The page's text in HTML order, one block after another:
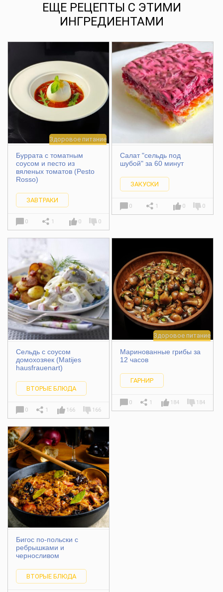
ЕЩЕ РЕЦЕПТЫ С ЭТИМИ
ИНГРЕДИЕНТАМИ
Здоровое питание
Буррата с томатным
соусом и песто из
вяленых томатов (Pesto
Rosso)
ЗАВТРАКИ
0 1 0 0
Салат "сельдь под
шубой" за 60 минут
ЗАКУСКИ
0 1 0 0
Сельдь с соусом
домохозяек (Matijes
hausfrauenart)
ВТОРЫЕ БЛЮДА
0 1 166 166
Здоровое питание
Маринованные грибы за
12 часов
ГАРНИР
0 1 184 184
Бигос по-польски с
ребрышками и
черносливом
ВТОРЫЕ БЛЮДА